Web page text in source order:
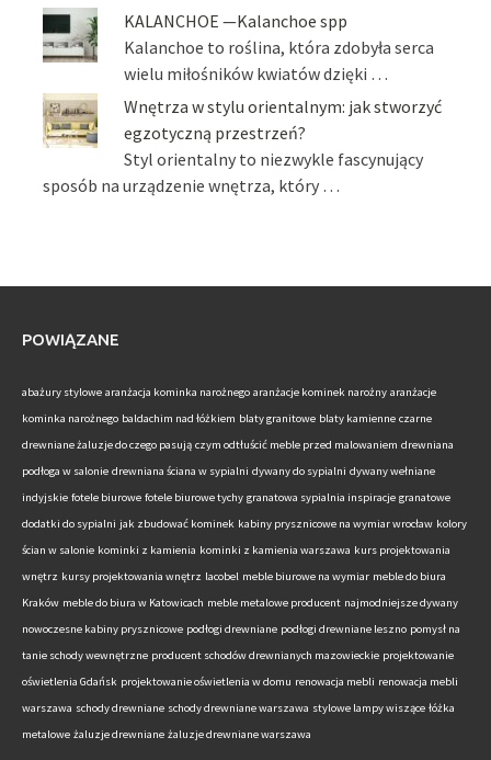
KALANCHOE —Kalanchoe spp
Kalanchoe to roślina, która zdobyła serca
wielu miłośników kwiatów dzięki …
Wnętrza w stylu orientalnym: jak stworzyć
egzotyczną przestrzeń?
Styl orientalny to niezwykle fascynujący
sposób na urządzenie wnętrza, który …
POWIĄZANE
abażury stylowe aranżacja kominka narożnego aranżacje kominek narożny aranżacje
kominka narożnego baldachim nad łóżkiem blaty granitowe blaty kamienne czarne
drewniane żaluzje do czego pasują czym odtłuścić meble przed malowaniem drewniana
podłoga w salonie drewniana ściana w sypialni dywany do sypialni dywany wełniane
indyjskie fotele biurowe fotele biurowe tychy granatowa sypialnia inspiracje granatowe
dodatki do sypialni jak zbudować kominek kabiny prysznicowe na wymiar wrocław kolory
ścian w salonie kominki z kamienia kominki z kamienia warszawa kurs projektowania
wnętrz kursy projektowania wnętrz lacobel meble biurowe na wymiar meble do biura
Kraków meble do biura w Katowicach meble metalowe producent najmodniejsze dywany
nowoczesne kabiny prysznicowe podłogi drewniane podłogi drewniane leszno pomysł na
tanie schody wewnętrzne producent schodów drewnianych mazowieckie projektowanie
oświetlenia Gdańsk projektowanie oświetlenia w domu renowacja mebli renowacja mebli
warszawa schody drewniane schody drewniane warszawa stylowe lampy wiszące łóżka
metalowe żaluzje drewniane żaluzje drewniane warszawa